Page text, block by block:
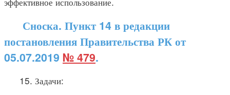
Сноска. Пункт 14 в редакции
постановления Правительства РК от
05.07.2019 № 479.
15. Задачи: